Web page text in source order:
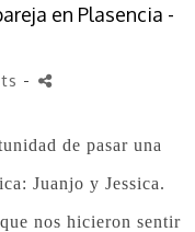
en Plasencia -
-
de pasar una
Juanjo y Jessica.
nos hicieron sentir